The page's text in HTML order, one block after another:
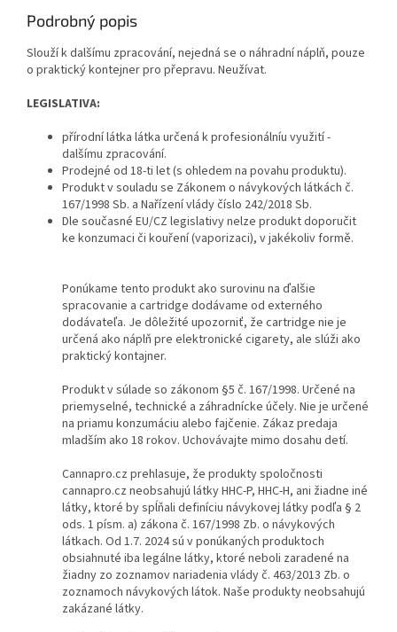
Podrobný popis
Slouží k dalšímu zpracování, nejedná se o náhradní náplň, pouze
o praktický kontejner pro přepravu. Neužívat.
LEGISLATIVA:
přírodní látka látka určená k profesionálníu využití -
dalšímu zpracování.
Prodejné od 18-ti let (s ohledem na povahu produktu).
Produkt v souladu se Zákonem o návykových látkách č.
167/1998 Sb. a Nařízení vlády číslo 242/2018 Sb.
Dle současné EU/CZ legislativy nelze produkt doporučit
ke konzumaci či kouření (vaporizaci), v jakékoliv formě.
Ponúkame tento produkt ako surovinu na ďalšie
spracovanie a cartridge dodávame od externého
dodávateľa. Je dôležité upozorniť, že cartridge nie je
určená ako náplň pre elektronické cigarety, ale slúži ako
praktický kontajner.
Produkt v súlade so zákonom §5 č. 167/1998. Určené na
priemyselné, technické a záhradnícke účely. Nie je určené
na priamu konzumáciu alebo fajčenie. Zákaz predaja
mladším ako 18 rokov. Uchovávajte mimo dosahu detí.
Cannapro.cz prehlasuje, že produkty spoločnosti
cannapro.cz neobsahujú látky HHC-P, HHC-H, ani žiadne iné
látky, ktoré by spĺňali definíciu návykovej látky podľa § 2
ods. 1 písm. a) zákona č. 167/1998 Zb. o návykových
látkach. Od 1.7. 2024 sú v ponúkaných produktoch
obsiahnuté iba legálne látky, ktoré neboli zaradené na
žiadny zo zoznamov nariadenia vlády č. 463/2013 Zb. o
zoznamoch návykových látok. Naše produkty neobsahujú
zakázané látky.